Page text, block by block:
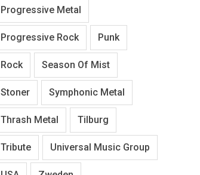
Progressive Metal
Progressive Rock Punk
Rock Season Of Mist
Stoner Symphonic Metal
Thrash Metal Tilburg
Tribute Universal Music Group